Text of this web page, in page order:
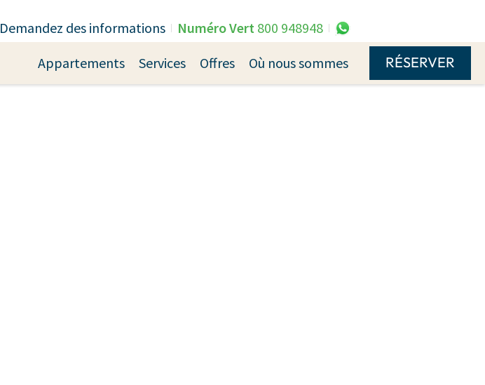
Demandez des informations Numéro Vert 800 948948
Appartements Services Offres Où nous sommes RÉSERVER